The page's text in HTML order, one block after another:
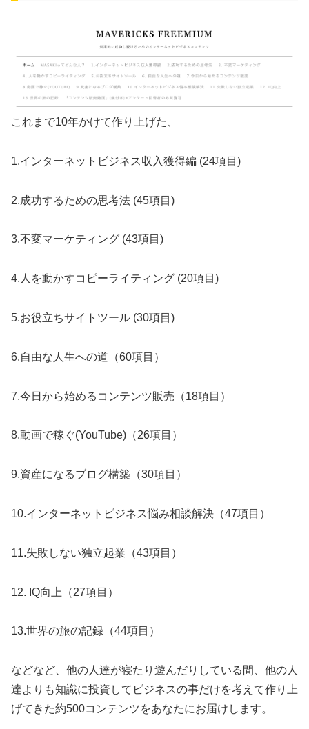
これまで10年かけて作り上げた、
1.インターネットビジネス収入獲得編 (24項目)
2.成功するための思考法 (45項目)
3.不変マーケティング (43項目)
4.人を動かすコピーライティング (20項目)
5.お役立ちサイトツール (30項目)
6.自由な人生への道（60項目）
7.今日から始めるコンテンツ販売（18項目）
8.動画で稼ぐ(YouTube)（26項目）
9.資産になるブログ構築（30項目）
10.インターネットビジネス悩み相談解決（47項目）
11.失敗しない独立起業（43項目）
12. IQ向上（27項目）
13.世界の旅の記録（44項目）
などなど、他の人達が寝たり遊んだりしている間、他の人
達よりも知識に投資してビジネスの事だけを考えて作り上
げてきた約500コンテンツをあなたにお届けします。